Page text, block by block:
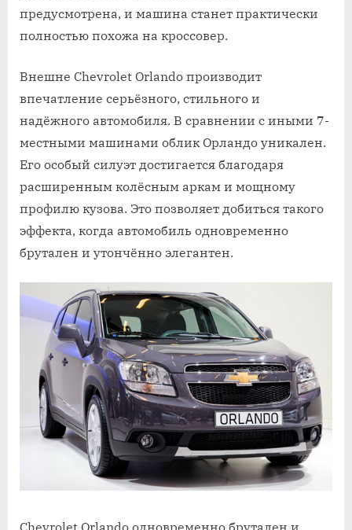
предусмотрена, и машина станет практически
полностью похожа на кроссовер.
Внешне Chevrolet Orlando производит
впечатление серьёзного, стильного и
надёжного автомобиля. В сравнении с иными 7-
местными машинами облик Орландо уникален.
Его особый силуэт достигается благодаря
расширенным колёсным аркам и мощному
профилю кузова. Это позволяет добиться такого
эффекта, когда автомобиль одновременно
брутален и утончённо элегантен.
Chevrolet Orlando одновременно брутален и